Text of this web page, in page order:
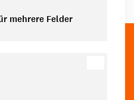
mehrere Felder